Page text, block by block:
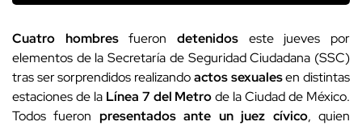
Cuatro hombresfuerondetenidos este jueves por
elementos de la Secretaría de Seguridad Ciudadana (SSC)
tras ser sorprendidos realizandoactos sexualesen distintas
estaciones de la Línea 7 del Metrode la Ciudad de México.
Todos fueron presentados ante un juez cívico, quien